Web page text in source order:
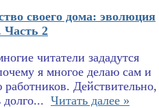
своего дома: эволюция
Часть 2
читатели зададутся
я многое делаю сам и
Действительно,
долго... Читать далее »